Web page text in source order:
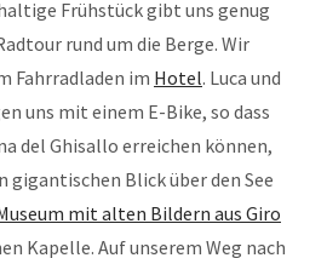
Frühstück gibt uns genug
rund um die Berge. Wir
Fahrradladen im Hotel. Luca und
uns mit einem E-Bike, so dass
del Ghisallo erreichen können,
gigantischen Blick über den See
mit alten Bildern aus Giro
Kapelle. Auf unserem Weg nach